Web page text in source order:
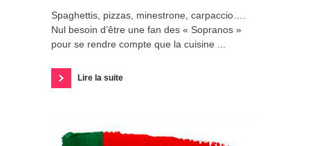
Spaghettis, pizzas, minestrone, carpaccio….
Nul besoin d’être une fan des « Sopranos »
pour se rendre compte que la cuisine ...
Lire la suite